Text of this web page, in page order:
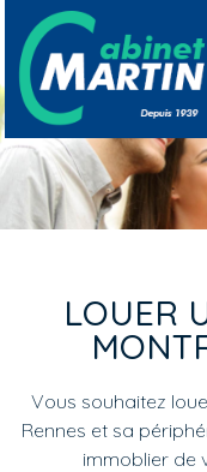
Aller au contenu principal
LOUER
Vous souhaitez
Rennes et sa
immoblier de